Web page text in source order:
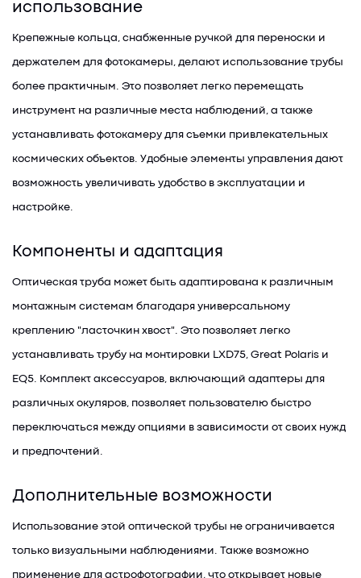
использование
Крепежные кольца, снабженные ручкой для переноски и
держателем для фотокамеры, делают использование трубы
более практичным. Это позволяет легко перемещать
инструмент на различные места наблюдений, а также
устанавливать фотокамеру для съемки привлекательных
космических объектов. Удобные элементы управления дают
возможность увеличивать удобство в эксплуатации и
настройке.
Компоненты и адаптация
Оптическая труба может быть адаптирована к различным
монтажным системам благодаря универсальному
креплению "ласточкин хвост". Это позволяет легко
устанавливать трубу на монтировки LXD75, Great Polaris и
EQ5. Комплект аксессуаров, включающий адаптеры для
различных окуляров, позволяет пользователю быстро
переключаться между опциями в зависимости от своих нужд
и предпочтений.
Дополнительные возможности
Использование этой оптической трубы не ограничивается
только визуальными наблюдениями. Также возможно
применение для астрофотографии, что открывает новые